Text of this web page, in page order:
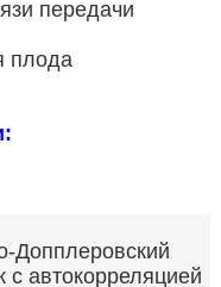
передачи
плода
Допплеровский
с автокорреляцией